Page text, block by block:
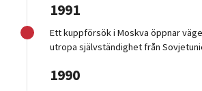
1991
Ett kuppförsök i Moskva öppnar
utropa självständighet från
1990